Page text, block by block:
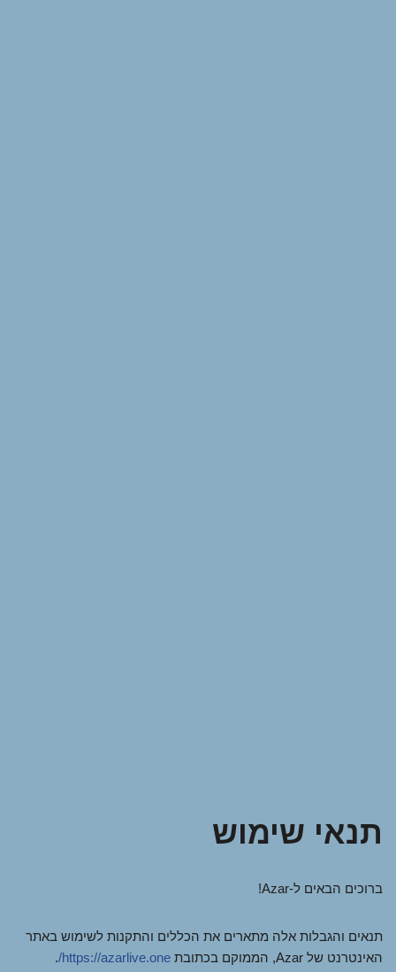
תנאי שימוש
ברוכים הבאים ל-Azar!
תנאים והגבלות אלה מתארים את הכללים והתקנות לשימוש באתר
האינטרנט של Azar, הממוקם בכתובת
https://azarlive.one/
.